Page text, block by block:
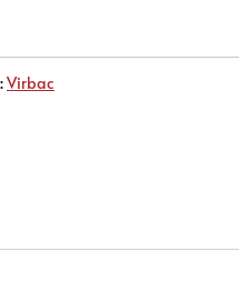
Virbac